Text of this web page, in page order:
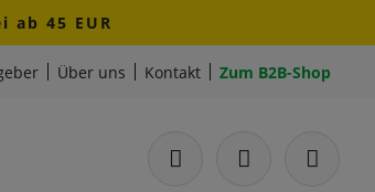
45 EUR
Über uns Kontakt Zum B2B-Shop